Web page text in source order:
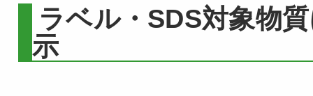
ラベル・SDS対象物
示